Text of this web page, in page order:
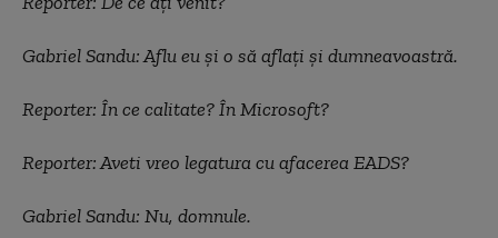
Gabriel Sandu: Aflu eu și o să aflați și dumneavoastră.
Reporter: În ce calitate? În Microsoft?
Reporter: Aveti vreo legatura cu afacerea EADS?
Gabriel Sandu: Nu, domnule.